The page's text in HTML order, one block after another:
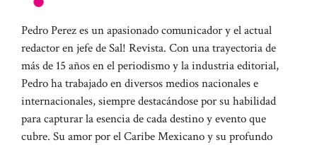
Pedro Perez es un apasionado comunicador y el actual
redactor en jefe de Sal! Revista. Con una trayectoria de
más de 15 años en el periodismo y la industria editorial,
Pedro ha trabajado en diversos medios nacionales e
internacionales, siempre destacándose por su habilidad
para capturar la esencia de cada destino y evento que
cubre. Su amor por el Caribe Mexicano y su profundo